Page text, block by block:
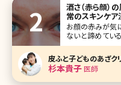
酒さ（赤ら顔）
常のスキンケア
お顔の赤みが気
ないと諦めてい
色々な原因があ
がたくさんあり
す。 【監修医師からのワンポイント】酒さ（赤ら顔）は、「化粧水
を1日1
皮ふと子どものあざク
杉本貴子医師